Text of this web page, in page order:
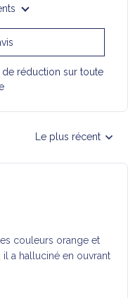
de réduction sur toute
Le plus récent
couleurs orange et
il a halluciné en ouvrant